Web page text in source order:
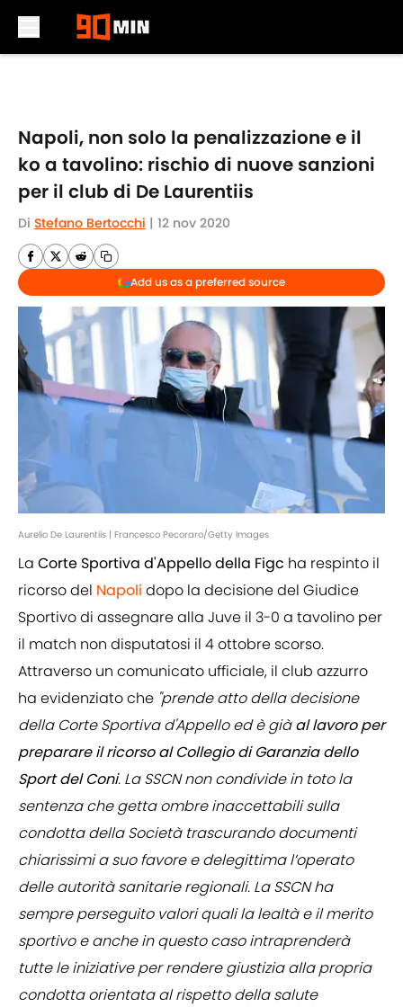
Napoli, non solo la penalizzazione e il
ko a tavolino: rischio di nuove sanzioni
per il club di De Laurentiis
Di Stefano Bertocchi | 12 nov 2020
Add us as a preferred source
Aurelio De Laurentiis | Francesco Pecoraro/Getty Images
La Corte Sportiva d'Appello della Figc ha respinto il
ricorso del Napoli dopo la decisione del Giudice
Sportivo di assegnare alla Juve il 3-0 a tavolino per
il match non disputatosi il 4 ottobre scorso.
Attraverso un comunicato ufficiale, il club azzurro
ha evidenziato che "prende atto della decisione
della Corte Sportiva d'Appello ed è giàal lavoro per
preparare il ricorso al Collegio di Garanzia dello
Sport del Coni. La SSCN non condivide in toto la
sentenza che getta ombre inaccettabili sulla
condotta della Società trascurando documenti
chiarissimi a suo favore e delegittima l’operato
delle autorità sanitarie regionali. La SSCN ha
sempre perseguito valori quali la lealtà e il merito
sportivo e anche in questo caso intraprenderà
tutte le iniziative per rendere giustizia alla propria
condotta orientata al rispetto della salute